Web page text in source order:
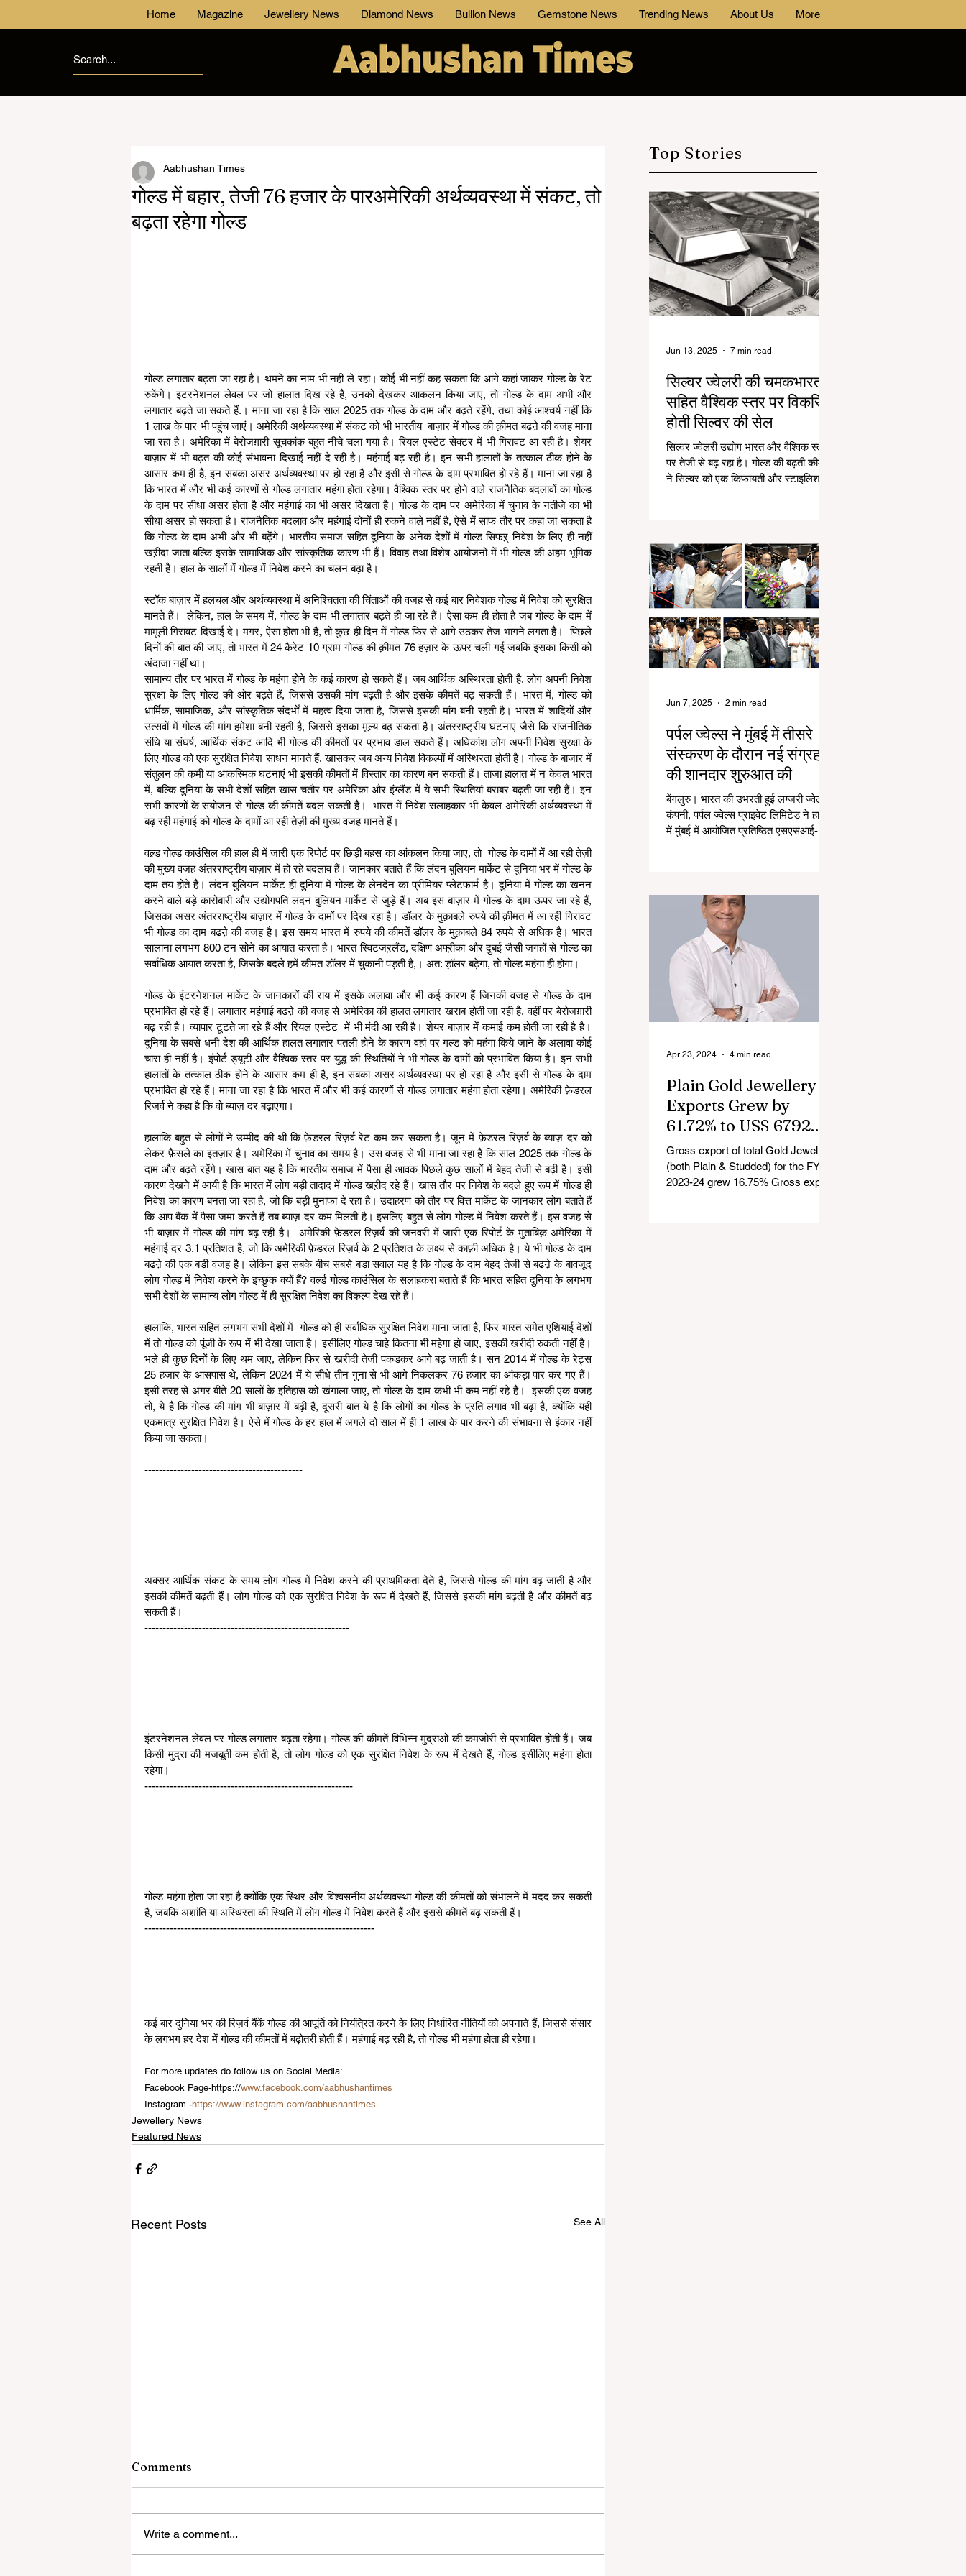
Home Magazine Jewellery News Diamond News Bullion News Gemstone News Trending News About Us More
गोल्ड में बहार, तेजी 76 हजार के पारअमेरिकी अर्थव्यवस्था में संकट, तो
बढ़ता रहेगा गोल्ड
Aabhushan Times
गोल्ड लगातार बढ़ता जा रहा है। थमने का नाम भी नहीं ले रहा। कोई भी नहीं कह सकता कि आगे कहां जाकर गोल्ड के रेट
रुकेंगे। इंटरनेशनल लेवल पर जो हालात दिख रहे हैं, उनको देखकर आकलन किया जाए, तो गोल्ड के दाम अभी और
लगातार बढ़ते जा सकते हैं.। माना जा रहा है कि साल 2025 तक गोल्ड के दाम और बढ़ते रहेंगे, तथा कोई आश्चर्य नहीं कि
1 लाख के पार भी पहुंच जाएं। अमेरिकी अर्थव्यवस्था में संकट को भी भारतीय  बाज़ार में गोल्ड की क़ीमत बढऩे की वजह माना
जा रहा है। अमेरिका में बेरोजग़ारी सूचकांक बहुत नीचे चला गया है। रियल एस्टेट सेक्टर में भी गिरावट आ रही है। शेयर
बाज़ार में भी बढ़त की कोई संभावना दिखाई नहीं दे रही है। महंगाई बढ़ रही है। इन सभी हालातों के तत्काल ठीक होने के
आसार कम ही है, इन सबका असर अर्थव्यवस्था पर हो रहा है और इसी से गोल्ड के दाम प्रभावित हो रहे हैं। माना जा रहा है
कि भारत में और भी कई कारणों से गोल्ड लगातार महंगा होता रहेगा। वैश्विक स्तर पर होने वाले राजनैतिक बदलावों का गोल्ड
के दाम पर सीधा असर होता है और महंगाई का भी असर दिखता है। गोल्ड के दाम पर अमेरिका में चुनाव के नतीजे का भी
सीधा असर हो सकता है। राजनैतिक बदलाव और महंगाई दोनों ही रुकने वाले नहीं है, ऐसे में साफ तौर पर कहा जा सकता है
कि गोल्ड के दाम अभी और भी बढ़ेंगे। भारतीय समाज सहित दुनिया के अनेक देशों में गोल्ड सिफऱ् निवेश के लिए ही नहीं
खऱीदा जाता बल्कि इसके सामाजिक और सांस्कृतिक कारण भी हैं। विवाह तथा विशेष आयोजनों में भी गोल्ड की अहम भूमिक
रहती है। हाल के सालों में गोल्ड में निवेश करने का चलन बढ़ा है।
स्टॉक बाज़ार में हलचल और अर्थव्यवस्था में अनिश्चितता की चिंताओं की वजह से कई बार निवेशक गोल्ड में निवेश को सुरक्षित
मानते हैं।  लेकिन, हाल के समय में, गोल्ड के दाम भी लगातार बढ़ते ही जा रहे हैं। ऐसा कम ही होता है जब गोल्ड के दाम में
मामूली गिरावट दिखाई दे। मगर, ऐसा होता भी है, तो कुछ ही दिन में गोल्ड फिर से आगे उठकर तेज भागने लगता है।  पिछले
दिनों की बात की जाए, तो भारत में 24 कैरेट 10 ग्राम गोल्ड की क़ीमत 76 हज़ार के ऊपर चली गई जबकि इसका किसी को
अंदाजा नहीं था।
सामान्य तौर पर भारत में गोल्ड के महंगा होने के कई कारण हो सकते हैं। जब आर्थिक अस्थिरता होती है, लोग अपनी निवेश
सुरक्षा के लिए गोल्ड की ओर बढ़ते हैं, जिससे उसकी मांग बढ़ती है और इसके कीमतें बढ़ सकती हैं। भारत में, गोल्ड को
धार्मिक, सामाजिक, और सांस्कृतिक संदर्भों में महत्व दिया जाता है, जिससे इसकी मांग बनी रहती है। भारत में शादियों और
उत्सवों में गोल्ड की मांग हमेशा बनी रहती है, जिससे इसका मूल्य बढ़ सकता है। अंतरराष्ट्रीय घटनाएं जैसे कि राजनीतिक
संधि या संघर्ष, आर्थिक संकट आदि भी गोल्ड की कीमतों पर प्रभाव डाल सकते हैं। अधिकांश लोग अपनी निवेश सुरक्षा के
लिए गोल्ड को एक सुरक्षित निवेश साधन मानते हैं, खासकर जब अन्य निवेश विकल्पों में अस्थिरता होती है। गोल्ड के बाजार में
संतुलन की कमी या आकस्मिक घटनाएं भी इसकी कीमतों में विस्तार का कारण बन सकती हैं। ताजा हालात में न केवल भारत
में, बल्कि दुनिया के सभी देशों सहित खास चतौर पर अमेरिका और इंग्लैंड में ये सभी स्थितियां बराबर बढ़ती जा रही हैं। इन
सभी कारणों के संयोजन से गोल्ड की कीमतें बदल सकती हैं।  भारत में निवेश सलाहकार भी केवल अमेरिकी अर्थव्यवस्था में
बढ़ रही महंगाई को गोल्ड के दामों आ रही तेज़ी की मुख्य वजह मानते हैं।
वल्र्ड गोल्ड काउंसिल की हाल ही में जारी एक रिपोर्ट पर छिड़ी बहस का आंकलन किया जाए, तो  गोल्ड के दामों में आ रही तेज़ी
की मुख्य वजह अंतरराष्ट्रीय बाज़ार में हो रहे बदलाव हैं। जानकार बताते हैं कि लंदन बुलियन मार्केट से दुनिया भर में गोल्ड के
दाम तय होते हैं। लंदन बुलियन मार्केट ही दुनिया में गोल्ड के लेनदेन का प्रीमियर प्लेटफार्म है। दुनिया में गोल्ड का खनन
करने वाले बड़े कारोबारी और उद्योगपति लंदन बुलियन मार्केट से जुड़े हैं। अब इस बाज़ार में गोल्ड के दाम ऊपर जा रहे हैं,
जिसका असर अंतरराष्ट्रीय बाज़ार में गोल्ड के दामों पर दिख रहा है। डॉलर के मुक़ाबले रुपये की क़ीमत में आ रही गिरावट
भी गोल्ड का दाम बढऩे की वजह है। इस समय भारत में रुपये की कीमतें डॉलर के मुक़ाबले 84 रुपये से अधिक है। भारत
सालाना लगभग 800 टन सोने का आयात करता है। भारत स्विटजऱलैंड, दक्षिण अफ्ऱीका और दुबई जैसी जगहों से गोल्ड का
सर्वाधिक आयात करता है, जिसके बदले हमें कीमत डॉलर में चुकानी पड़ती है,। अत: ड़ॉलर बढ़ेगा, तो गोल्ड महंगा ही होगा।
गोल्ड के इंटरनेशनल मार्केट के जानकारों की राय में इसके अलावा और भी कई कारण हैं जिनकी वजह से गोल्ड के दाम
प्रभावित हो रहे हैं। लगातार महंगाई बढऩे की वजह से अमेरिका की हालत लगातार खराब होती जा रही है, वहीं पर बेरोजग़ारी
बढ़ रही है। व्यापार टूटते जा रहे हैं और रियल एस्टेट  में भी मंदी आ रही है। शेयर बाज़ार में कमाई कम होती जा रही है है।
दुनिया के सबसे धनी देश की आर्थिक हालत लगातार पतली होने के कारण वहां पर गल्ड को महंगा किये जाने के अलावा कोई
चारा ही नहीं है। इंपोर्ट ड्यूटी और वैश्विक स्तर पर युद्ध की स्थितियों ने भी गोल्ड के दामों को प्रभावित किया है। इन सभी
हालातों के तत्काल ठीक होने के आसार कम ही है, इन सबका असर अर्थव्यवस्था पर हो रहा है और इसी से गोल्ड के दाम
प्रभावित हो रहे हैं। माना जा रहा है कि भारत में और भी कई कारणों से गोल्ड लगातार महंगा होता रहेगा। अमेरिकी फ़ेडरल
रिज़र्व ने कहा है कि वो ब्याज़ दर बढ़ाएगा।
हालांकि बहुत से लोगों ने उम्मीद की थी कि फ़ेडरल रिज़र्व रेट कम कर सकता है। जून में फ़ेडरल रिज़र्व के ब्याज़ दर को
लेकर फ़ैसले का इंतज़ार है। अमेरिका में चुनाव का समय है। उस वजह से भी माना जा रहा है कि साल 2025 तक गोल्ड के
दाम और बढ़ते रहेंगे। खास बात यह है कि भारतीय समाज में पैसा ही आवक पिछले कुछ सालों में बेहद तेजी से बढ़ी है। इसी
कारण देखने में आयी है कि भारत में लोग बड़ी तादाद में गोल्ड खऱीद रहे हैं। खास तौर पर निवेश के बदले हुए रूप में गोल्ड ही
निवेश का कारण बनता जा रहा है, जो कि बड़ी मुनाफा दे रहा है। उदाहरण को तौर पर वित्त मार्केट के जानकार लोग बताते हैं
कि आप बैंक में पैसा जमा करते हैं तब ब्याज़ दर कम मिलती है। इसलिए बहुत से लोग गोल्ड में निवेश करते हैं। इस वजह से
भी बाज़ार में गोल्ड की मांग बढ़ रही है।  अमेरिकी फ़ेडरल रिज़र्व की जनवरी में जारी एक रिपोर्ट के मुताबिक़ अमेरिका में
महंगाई दर 3.1 प्रतिशत है, जो कि अमेरिकी फ़ेडरल रिज़र्व के 2 प्रतिशत के लक्ष्य से काफ़ी अधिक है। ये भी गोल्ड के दाम
बढऩे की एक बड़ी वजह है। लेकिन इस सबके बीच सबसे बड़ा सवाल यह है कि गोल्ड के दाम बेहद तेजी से बढऩे के बावजूद
लोग गोल्ड में निवेश करने के इच्छुक क्यों हैं? वर्ल्ड गोल्ड काउंसिल के सलाहकरा बताते हैं कि भारत सहित दुनिया के लगभग
सभी देशों के सामान्य लोग गोल्ड में ही सुरक्षित निवेश का विकल्प देख रहे हैं।
हालांकि, भारत सहित लगभग सभी देशों में  गोल्ड को ही सर्वाधिक सुरक्षित निवेश माना जाता है, फिर भारत समेत एशियाई देशों
में तो गोल्ड को पूंजी के रूप में भी देखा जाता है। इसीलिए गोल्ड चाहे कितना भी महेगा हो जाए, इसकी खरीदी रुकती नहीं है।
भले ही कुछ दिनों के लिए थम जाए, लेकिन फिर से खरीदी तेजी पकडक़र आगे बढ़ जाती है। सन 2014 में गोल्ड के रेट्स
25 हजार के आसपास थे, लेकिन 2024 में ये सीधे तीन गुना से भी आगे निकलकर 76 हजार का आंकड़ा पार कर गए हैं।
इसी तरह से अगर बीते 20 सालों के इतिहास को खंगाला जाए, तो गोल्ड के दाम कभी भी कम नहीं रहे हैं।  इसकी एक वजह
तो, ये है कि गोल्ड की मांग भी बाज़ार में बढ़ी है, दूसरी बात ये है कि लोगों का गोल्ड के प्रति लगाव भी बढ़ा है, क्योंकि यही
एकमात्र सुरक्षित निवेश है। ऐसे में गोल्ड के हर हाल में अगले दो साल में ही 1 लाख के पार करने की संभावना से इंकार नहीं
किया जा सकता।
--------------------------------------------
अक्सर आर्थिक संकट के समय लोग गोल्ड में निवेश करने की प्राथमिकता देते हैं, जिससे गोल्ड की मांग बढ़ जाती है और
इसकी कीमतें बढ़ती हैं। लोग गोल्ड को एक सुरक्षित निवेश के रूप में देखते हैं, जिससे इसकी मांग बढ़ती है और कीमतें बढ़
सकती हैं।
---------------------------------------------------------
इंटरनेशनल लेवल पर गोल्ड लगातार बढ़ता रहेगा। गोल्ड की कीमतें विभिन्न मुद्राओं की कमजोरी से प्रभावित होती हैं। जब
किसी मुद्रा की मजबूती कम होती है, तो लोग गोल्ड को एक सुरक्षित निवेश के रूप में देखते हैं, गोल्ड इसीलिए महंगा होता
रहेगा।
----------------------------------------------------------
गोल्ड महंगा होता जा रहा है क्योंकि एक स्थिर और विश्वसनीय अर्थव्यवस्था गोल्ड की कीमतों को संभालने में मदद कर सकती
है, जबकि अशांति या अस्थिरता की स्थिति में लोग गोल्ड में निवेश करते हैं और इससे कीमतें बढ़ सकती हैं।
----------------------------------------------------------------
कई बार दुनिया भर की रिज़र्व बैंकें गोल्ड की आपूर्ति को नियंत्रित करने के लिए निर्धारित नीतियों को अपनाते हैं, जिससे संसार
के लगभग हर देश में गोल्ड की कीमतों में बढ़ोतरी होती हैं। महंगाई बढ़ रही है, तो गोल्ड भी महंगा होता ही रहेगा।
For more updates do follow us on Social Media:
Facebook Page-https://www.facebook.com/aabhushantimes
Instagram -https://www.instagram.com/aabhushantimes
Jewellery News
Featured News
Recent Posts See All
Comments
Write a comment...
Top Stories
सिल्वर ज्वेलरी की चमकभारत
सहित वैश्विक स्तर पर विकसित
होती सिल्वर की सेल
सिल्वर ज्वेलरी उद्योग भारत और वैश्विक स्तर
पर तेजी से बढ़ रहा है। गोल्ड की बढ़ती कीमतों
ने सिल्वर को एक किफायती और स्टाइलिश
Jun 13, 2025 7 min read
पर्पल ज्वेल्स ने मुंबई में तीसरे
संस्करण के दौरान नई संग्रह
की शानदार शुरुआत की
बेंगलुरु। भारत की उभरती हुई लग्जरी ज्वेलरी
कंपनी, पर्पल ज्वेल्स प्राइवेट लिमिटेड ने हाल ही
में मुंबई में आयोजित प्रतिष्ठित एसएसआई-
Jun 7, 2025 2 min read
Plain Gold Jewellery
Exports Grew by
61.72% to US$ 6792.24
million in FY 2023-24
Gross export of total Gold Jewellery
(both Plain & Studded) for the FY
2023-24 grew 16.75% Gross export
Apr 23, 2024 4 min read